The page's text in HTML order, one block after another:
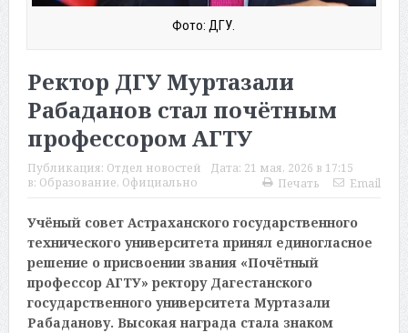
Фото: ДГУ.
Ректор ДГУ Муртазали
Рабаданов стал почётным
профессором АГТУ
Публикация: Отдел новостей Дата: 21 мая, 2026 в 17:15
в: Образование, Официально Печать Email
Учёный совет Астраханского государственного
технического университета принял единогласное
решение о присвоении звания «Почётный
профессор АГТУ» ректору Дагестанского
государственного университета Муртазали
Рабаданову. Высокая награда стала знаком